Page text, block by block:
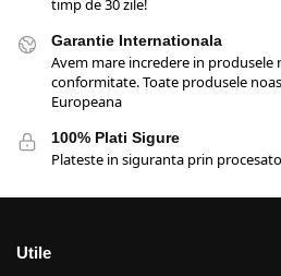
timp de 30 zile!
Garantie Internationala
Avem mare incredere in produsele
conformitate. Toate produsele
Europeana
100% Plati Sigure
Plateste in siguranta prin
Utile